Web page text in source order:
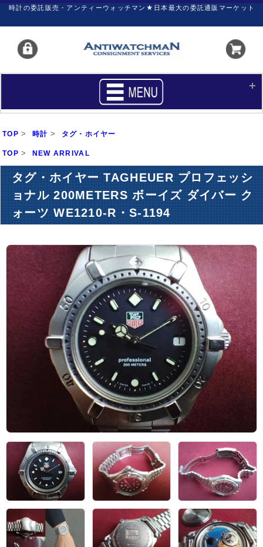
時計の委託販売・アンティーウォッチマン★日本最大の委託通販マーケット
買いたい
サポート マイページ
新着リスト 価格ダウン
価格の交渉
カレンダープライス ファイナルボックス
アーカイブ ブログ・特集記事
TOP > 時計 > タグ・ホイヤー
TOP > NEW ARRIVAL
タグ・ホイヤー TAGHEUER プロフェッシ
ョナル 200METERS ボーイズ ダイバー ク
ォーツ WE1210-R・S-1194